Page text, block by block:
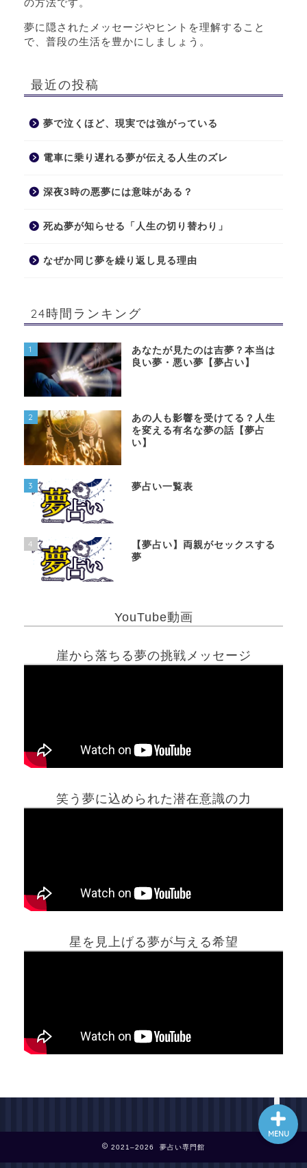
夢に隠されたメッセージやヒントを理解すること
で、普段の生活を豊かにしましょう。
最近の投稿
夢で泣くほど、現実では強がっている
電車に乗り遅れる夢が伝える人生のズレ
深夜3時の悪夢には意味がある？
死ぬ夢が知らせる「人生の切り替わり」
なぜか同じ夢を繰り返し見る理由
24時間ランキング
1
あなたが見たのは吉夢？本当は
良い夢・悪い夢【夢占い】
2
あの人も影響を受けてる？人生
を変える有名な夢の話【夢占
い】
3 夢占い一覧表
4
【夢占い】両親がセックスする
夢
YouTube動画
崖から落ちる夢の挑戦メッセージ
笑う夢に込められた潜在意識の力
星を見上げる夢が与える希望
2021–2026 夢占い専門館
MENU
ホーム
最新記事動画